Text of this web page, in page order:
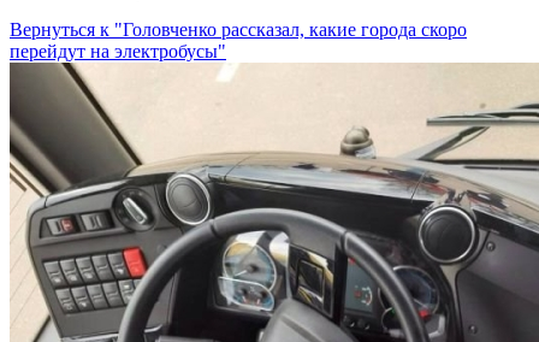
Вернуться к "Головченко рассказал, какие города скоро
перейдут на электробусы"